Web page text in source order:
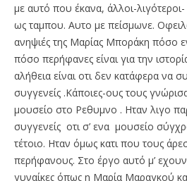
με αυτό που έκανα, άλλοι-
ως ταμπου. Αυτο με πείσμωνε.
ανηψιές της Μαρίας Μποράκη πόσο
πόσο περήφανες είναι για την
αλήθεια είναι οτι δεν κατάφερα να
συγγενείς .Κάποιες-ους τους
μουσείο στο Ρεθυμνο . Ηταν λιγο
συγγενείς οτι σ’ ενα μουσείο
τέτοιο. Ηταν όμως κατι που τους
περήφανους. Στο έργο αυτό μ’
γυναίκες όπως η Μαρία Μαραγκού